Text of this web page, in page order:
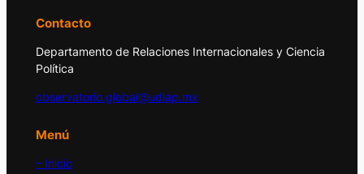
Contacto
Departamento de Relaciones Internacionales y Ciencia
Política
observatorio.global@udlap.mx
Menú
– Inicio